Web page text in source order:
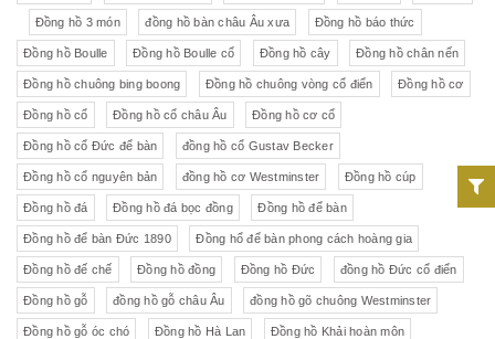
Đồng hồ 3 món đồng hồ bàn châu Âu xưa Đồng hồ báo thức
Đồng hồ Boulle Đồng hồ Boulle cổ Đồng hồ cây Đồng hồ chân nến
Đồng hồ chuông bing boong Đồng hồ chuông vòng cổ điển Đồng hồ cơ
Đồng hồ cổ Đồng hồ cổ châu Âu Đồng hồ cơ cổ
Đồng hồ cổ Đức để bàn đồng hồ cổ Gustav Becker
Đồng hồ cổ nguyên bản đồng hồ cơ Westminster Đồng hồ cúp
Đồng hồ đá Đồng hồ đá bọc đồng Đồng hồ để bàn
Đồng hồ để bàn Đức 1890 Đồng hổ để bàn phong cách hoàng gia
Đồng hồ đế chế Đồng hồ đồng Đồng hồ Đức đồng hồ Đức cổ điển
Đồng hồ gỗ đồng hồ gỗ châu Âu đồng hồ gõ chuông Westminster
Đồng hồ gỗ óc chó Đồng hồ Hà Lan Đồng hồ Khải hoàn môn